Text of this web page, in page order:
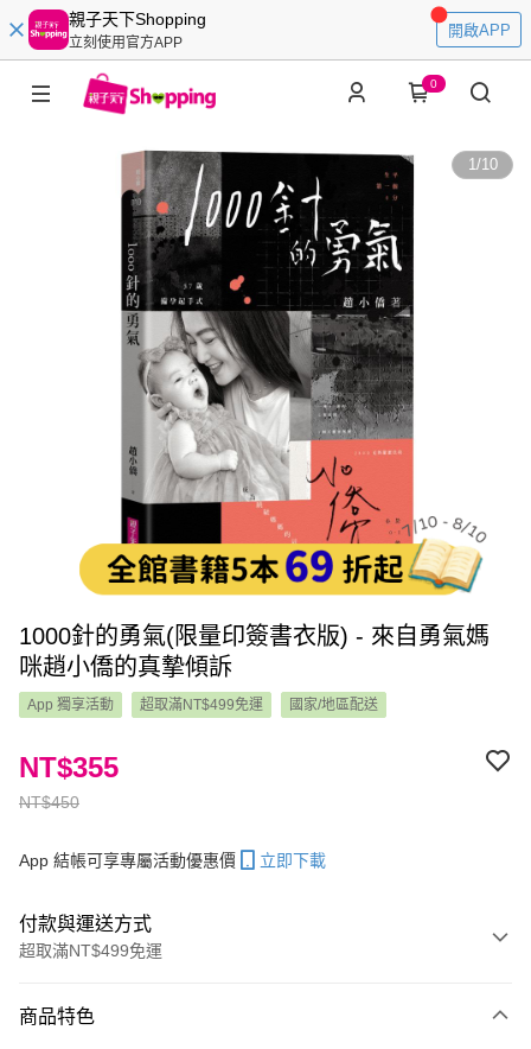
親子天下Shopping
立刻使用官方APP
開啟APP
0
1/10
1000針的勇氣(限量印簽書衣版) - 來自勇氣媽
咪趙小僑的真摯傾訴
App 獨享活動 超取滿NT$499免運 國家/地區配送
NT$450
NT$355
App 結帳可享專屬活動優惠價 立即下載
付款與運送方式
超取滿NT$499免運
信用卡一次付款
商品特色